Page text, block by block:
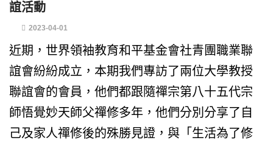
誼活動
2023-04-01
近期，世界領袖教育和平基金會社青團職業聯
誼會紛紛成立，本期我們專訪了兩位大學教授
聯誼會的會員，他們都跟隨禪宗第八十五代宗
師悟覺妙天師父禪修多年，他們分別分享了自
己及家人禪修後的殊勝見證，與「生活為了修